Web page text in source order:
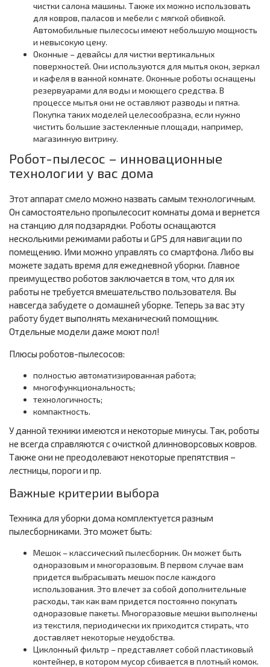
чистки салона машины. Также их можно использовать
для ковров, паласов и мебели с мягкой обивкой.
Автомобильные пылесосы имеют небольшую мощность
и невысокую цену.
Оконные – девайсы для чистки вертикальных
поверхностей. Они используются для мытья окон, зеркал
и кафеля в ванной комнате. Оконные роботы оснащены
резервуарами для воды и моющего средства. В
процессе мытья они не оставляют разводы и пятна.
Покупка таких моделей целесообразна, если нужно
чистить большие застекленные площади, например,
магазинную витрину.
Робот-пылесос – инновационные
технологии у вас дома
Этот аппарат смело можно назвать самым технологичным.
Он самостоятельно пропылесосит комнаты дома и вернется
на станцию для подзарядки. Роботы оснащаются
несколькими режимами работы и GPS для навигации по
помещению. Ими можно управлять со смартфона. Либо вы
можете задать время для ежедневной уборки. Главное
преимущество роботов заключается в том, что для их
работы не требуется вмешательство пользователя. Вы
навсегда забудете о домашней уборке. Теперь за вас эту
работу будет выполнять механический помощник.
Отдельные модели даже моют пол!
Плюсы роботов-пылесосов:
полностью автоматизированная работа;
многофункциональность;
технологичность;
компактность.
У данной техники имеются и некоторые минусы. Так, роботы
не всегда справляются с очисткой длинноворсовых ковров.
Также они не преодолевают некоторые препятствия –
лестницы, пороги и пр.
Важные критерии выбора
Техника для уборки дома комплектуется разным
пылесборниками. Это может быть:
Мешок – классический пылесборник. Он может быть
одноразовым и многоразовым. В первом случае вам
придется выбрасывать мешок после каждого
использования. Это влечет за собой дополнительные
расходы, так как вам придется постоянно покупать
одноразовые пакеты. Многоразовые мешки выполнены
из текстиля, периодически их приходится стирать, что
доставляет некоторые неудобства.
Циклонный фильтр – представляет собой пластиковый
контейнер, в котором мусор сбивается в плотный комок.